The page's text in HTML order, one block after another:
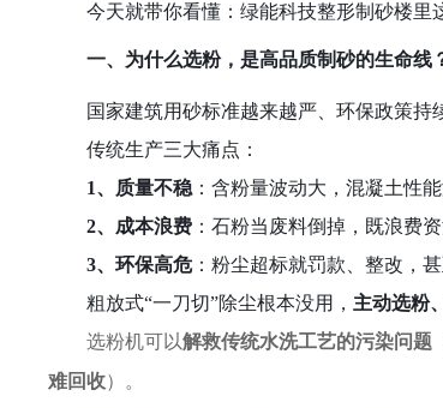
今天就带你看懂：绿能科技整形制砂楼里
一、为什么选粉，是高品质制砂的生命线
国家建筑用砂标准越来越严、环保政策持
传统生产三大痛点：
1、 质量不稳 ：含粉量波动大，混凝土性能
2、 成本浪费 ：石粉当废料倒掉，既浪费
3、环保高危：粉尘超标就罚款、整改，
粗放式“一刀切”除尘根本没用， 主动选粉
选粉机可以解救传统水洗工艺的污染问题
难回收）。